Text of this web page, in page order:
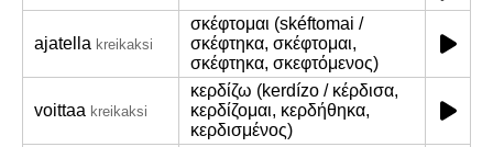
ajatella kreikaksi
σκέφτομαι (skéftomai /
σκέφτηκα, σκέφτομαι,
σκέφτηκα, σκεφτόμενος)
voittaa kreikaksi
κερδίζω (kerdízo / κέρδισα,
κερδίζομαι, κερδήθηκα,
κερδισμένος)